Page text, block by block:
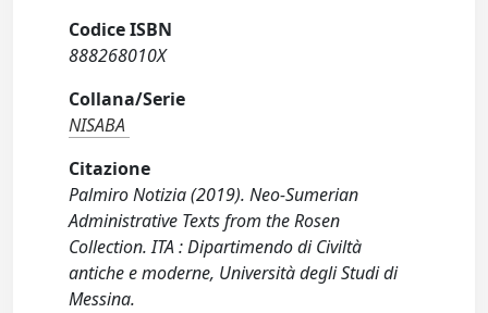
Codice ISBN
888268010X
Collana/Serie
NISABA
Citazione
Palmiro Notizia (2019). Neo-Sumerian
Administrative Texts from the Rosen
Collection. ITA : Dipartimendo di Civiltà
antiche e moderne, Università degli Studi di
Messina.